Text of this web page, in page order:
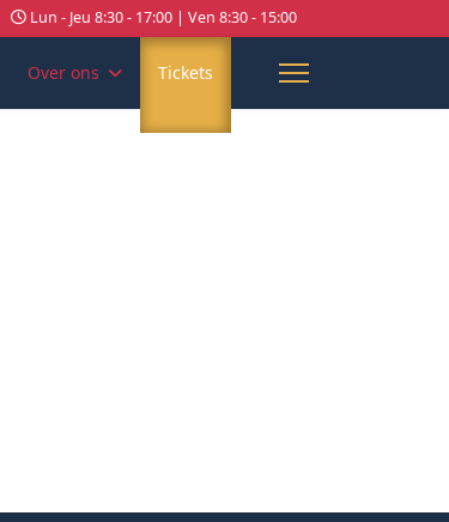
Lun - Jeu 8:30 - 17:00 | Ven 8:30 - 15:00
Over ons Tickets